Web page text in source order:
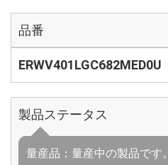
品番
ERWV401LGC682MED0U
製品ステータス
量産品：量産中の製品です。